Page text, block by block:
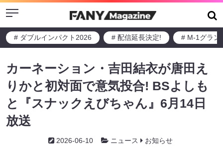
Menu
# ダブルインパクト2026 # 配信延長決定! # M-1グラン
カーネーション・吉田結衣が唐田え
りかと初対面で意気投合! BSよしも
と『スナックえびちゃん』6月14日
放送
2026-06-10 ニュース お知らせ